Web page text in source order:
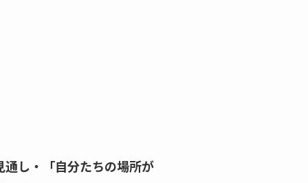
し・「自分たちの場所が